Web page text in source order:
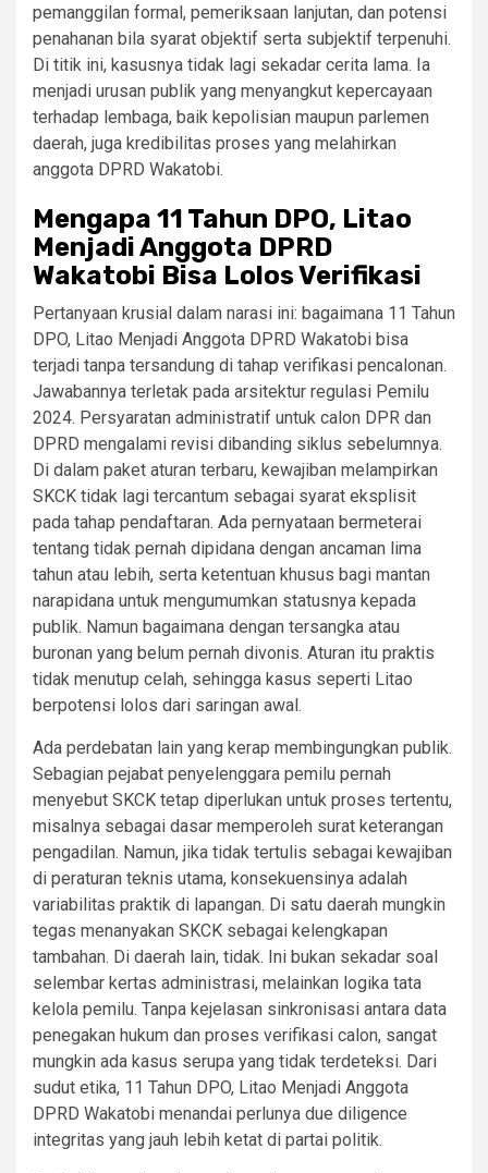
pemanggilan formal, pemeriksaan lanjutan, dan potensi
penahanan bila syarat objektif serta subjektif terpenuhi.
Di titik ini, kasusnya tidak lagi sekadar cerita lama. Ia
menjadi urusan publik yang menyangkut kepercayaan
terhadap lembaga, baik kepolisian maupun parlemen
daerah, juga kredibilitas proses yang melahirkan
anggota DPRD Wakatobi.
Mengapa 11 Tahun DPO, Litao
Menjadi Anggota DPRD
Wakatobi Bisa Lolos Verifikasi
Pertanyaan krusial dalam narasi ini: bagaimana 11 Tahun
DPO, Litao Menjadi Anggota DPRD Wakatobi bisa
terjadi tanpa tersandung di tahap verifikasi pencalonan.
Jawabannya terletak pada arsitektur regulasi Pemilu
2024. Persyaratan administratif untuk calon DPR dan
DPRD mengalami revisi dibanding siklus sebelumnya.
Di dalam paket aturan terbaru, kewajiban melampirkan
SKCK tidak lagi tercantum sebagai syarat eksplisit
pada tahap pendaftaran. Ada pernyataan bermeterai
tentang tidak pernah dipidana dengan ancaman lima
tahun atau lebih, serta ketentuan khusus bagi mantan
narapidana untuk mengumumkan statusnya kepada
publik. Namun bagaimana dengan tersangka atau
buronan yang belum pernah divonis. Aturan itu praktis
tidak menutup celah, sehingga kasus seperti Litao
berpotensi lolos dari saringan awal.
Ada perdebatan lain yang kerap membingungkan publik.
Sebagian pejabat penyelenggara pemilu pernah
menyebut SKCK tetap diperlukan untuk proses tertentu,
misalnya sebagai dasar memperoleh surat keterangan
pengadilan. Namun, jika tidak tertulis sebagai kewajiban
di peraturan teknis utama, konsekuensinya adalah
variabilitas praktik di lapangan. Di satu daerah mungkin
tegas menanyakan SKCK sebagai kelengkapan
tambahan. Di daerah lain, tidak. Ini bukan sekadar soal
selembar kertas administrasi, melainkan logika tata
kelola pemilu. Tanpa kejelasan sinkronisasi antara data
penegakan hukum dan proses verifikasi calon, sangat
mungkin ada kasus serupa yang tidak terdeteksi. Dari
sudut etika, 11 Tahun DPO, Litao Menjadi Anggota
DPRD Wakatobi menandai perlunya due diligence
integritas yang jauh lebih ketat di partai politik.